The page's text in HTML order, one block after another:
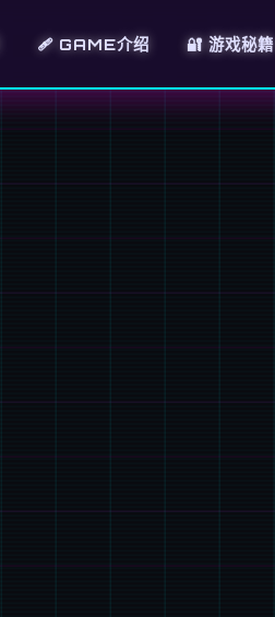
🩹 GAME介绍 🔐 游戏秘籍